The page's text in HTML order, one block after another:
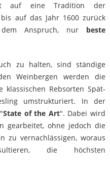
auf eine Tradition der
auf das Jahr 1600 zurück
Anspruch, nur beste
zu halten, sind ständige
Weinbergen werden die
Rebsorten Spät-
umstrukturiert. In der
State of the Art". Dabei wird
gearbeitet, ohne jedoch die
zu vernachlässigen, woraus
die höchsten